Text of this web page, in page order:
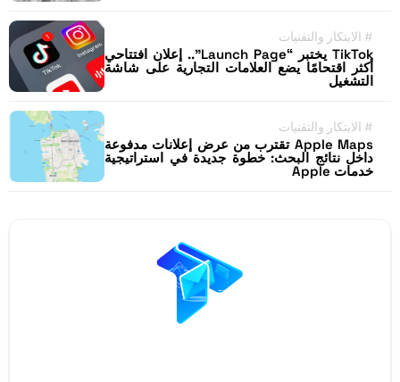
# الابتكار والتقنيات
TikTok يختبر “Launch Page”.. إعلان افتتاحي
أكثر اقتحامًا يضع العلامات التجارية على شاشة
التشغيل
# الابتكار والتقنيات
Apple Maps تقترب من عرض إعلانات مدفوعة
داخل نتائج البحث: خطوة جديدة في استراتيجية
خدمات Apple